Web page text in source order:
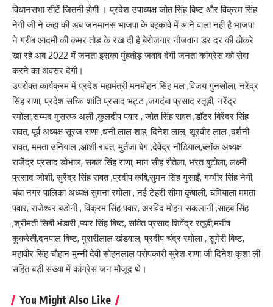
विधानसभा सीटें जितनी होगी । प्रदेश उपाध्यक्ष जोत सिंह बिष्ट और विक्रम सिंह
नेगी जी ने कहा की अब जनमानस भाजपा के बहकावे में आने वाला नही है भाजपा
ने गरीब आदमी की कमर तोड के रख दी है बेरोजगार नौजवान डर दर की ठोकरे
खा रहे अब 2022 में जनता इसका मुंहतोड़ जवाब देगी जनता कांग्रेस को सेवा
करने का अवसर देगी।
उपरोक्त कार्यक्रम में प्रदेश महामंत्री मनमोहन सिंह मल ,विजय गुनसोला, नरेंद्र
सिंह राणा, प्रदेश सचिव शांति प्रसाद भट्ट ,जगदंबा प्रसाद रतूडी, नरेंद्र
रमोला,सय्यद मुसरफ अली ,कुलदीप पवार , जोत सिंह रावत ,डॉटर बिरेंदर सिंह
रावत, पूर्व अध्यक्ष सूरज राणा ,धनी लाल शाह, दिनेश लाल, शूरवीर लाल ,दर्शनी
रावत, ममता उनियाल ,आशी रावत, मुर्तजा बेग ,देवेंद्र नौडियाल,ब्लॉक अध्यक्ष
राजेंद्र प्रसाद डोभाल, सबल सिंह राणा, मान सीह रौतेला, भरत बुटोला, लक्ष्मी
प्रसाद जोशी, सुरेंद्र सिंह रावत ,प्रदीप कबि,सुमन सिंह गुसाईं, गम्भीर सिंह नेगी,
चंबा नगर पालिका अध्यक्ष सुमना रमोला , नई टेहरी सीमा कृषाली, चमियाला ममता
पवार, राजेश्वर बडोनी , विक्रम सिंह पवार, अरविंद मोहन सकलानी ,साहब सिंह
,श्रीमती सिबी भंडारी ,प्यार सिंह बिष्ट, सक्ति प्रसाद शिवेंद्र रतूडी,मनीष
कुकरेती,दनपाल बिष्ट, मुरारीलाल खंडवाल, प्रदीप चंद्र रमोला , सुमेरी बिष्ट,
महावीर सिंह चौहान मुन्नी देवी सोहनलाल परोपकारी सुरेश राणा जी दिनेश कृशा ली
सहित बड़ी संख्या में कांग्रेस जन मौजूद थे।
You Might Also Like